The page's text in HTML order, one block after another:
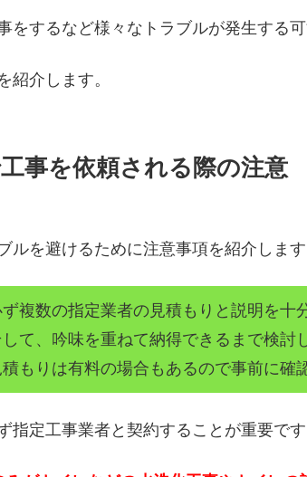
をするなど様々なトラブルが発生する可
紹介します。
事を依頼される際の注意
ルを避けるために注意事項を紹介します
ず複数の指定業者の見積もりと説明を十
して、吟味を重ねて納得できるまで検討
積もりは有料の場合もあるので事前に確
指定工事業者と契約することが重要です